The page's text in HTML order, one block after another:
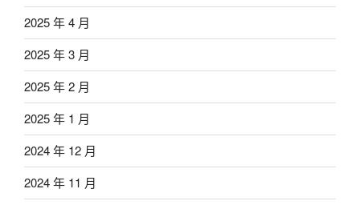
2025 年 4 月
2025 年 3 月
2025 年 2 月
2025 年 1 月
2024 年 12 月
2024 年 11 月